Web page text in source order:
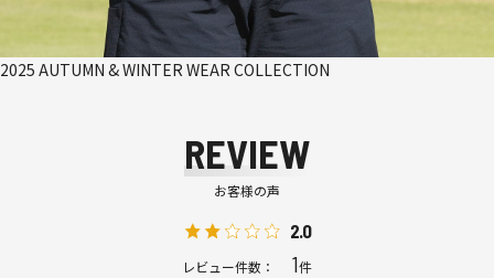
2025 AUTUMN & WINTER WEAR COLLECTION
REVIEW
お客様の声
2.0
レビュー件数： 1件